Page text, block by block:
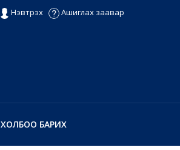
Нэвтрэх Ашиглах заавар
ХОЛБОО БАРИХ